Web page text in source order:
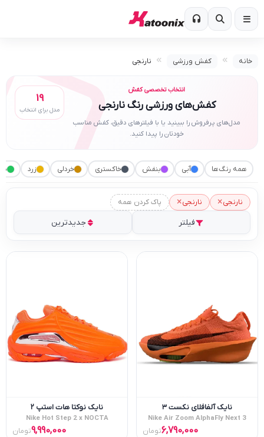
خانه کفش ورزشی نارنجی
انتخاب تخصصی کفش
کفش‌های ورزشی رنگ نارنجی
مدل‌های پرفروش را ببینید یا با فیلترهای دقیق، کفش مناسب
خودتان را پیدا کنید.
19
مدل برای انتخاب
همه رنگ‌ها آبی بنفش خاکستری خردلی زرد
نارنجی× نارنجی× پاک کردن همه
فیلتر جدیدترین
نایک آلفافلای نکست ۳
Nike Air Zoom AlphaFly Next 3
6,790,000تومان
نایک نوکتا هات استپ ۲
Nike Hot Step 2 x NOCTA
9,990,000تومان